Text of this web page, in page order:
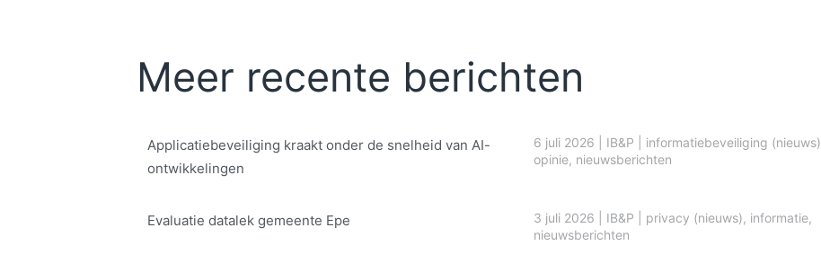
Meer recente berichten
Applicatiebeveiliging kraakt onder de snelheid van AI-
ontwikkelingen
6 juli 2026 IB&P informatiebeveiliging (nieuws)
opinie, nieuwsberichten
Evaluatie datalek gemeente Epe 3 juli 2026 IB&P privacy (nieuws), informatie,
nieuwsberichten